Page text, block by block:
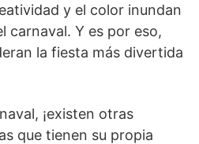
y el color inundan
carnaval. Y es por eso,
la fiesta más divertida
¡existen otras
que tienen su propia